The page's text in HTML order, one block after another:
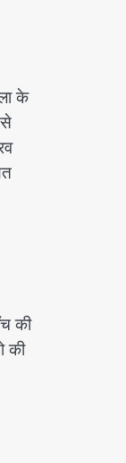
के
की
की